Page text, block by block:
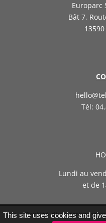
Europarc
Bât 7,
13590
Tél:
Lundi au
et de
Société d’expertise
This site uses cookies and